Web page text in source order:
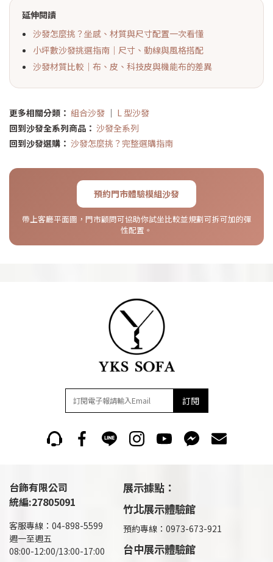
延伸閱讀
沙發怎麼挑？坐感、材質與尺寸配置一次看懂
小坪數沙發挑選指南｜尺寸、動線與風格搭配
沙發材質比較｜布、皮、科技皮與機能布的差異
更多相關分類： 組合沙發 ｜ L 型沙發
回到沙發全系列商品： 沙發全系列
回到沙發選購： 沙發怎麼挑？完整選購指南
預約門市體驗模組沙發
帶上客廳平面圖，門市顧問可協助你試坐比較並規劃可拆可加的彈
性配置。
訂閱
台飾有限公司
統編:27805091
客服專線：04-898-5599
週一至週五
08:00-12:00/13:00-17:00
展示據點：
竹北展示體驗館
預約專線：0973-673-921
台中展示體驗館